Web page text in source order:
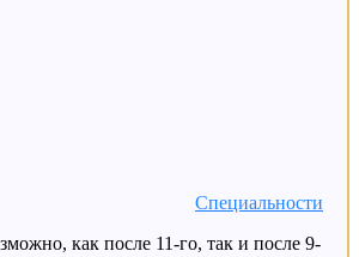
Специальности
как после 11-го, так и после 9-